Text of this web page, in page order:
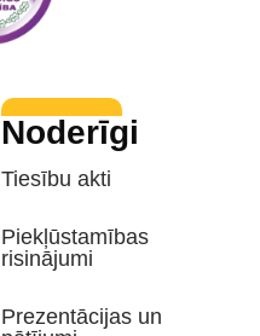
Noderīgi
Tiesību akti
Piekļūstamības
risinājumi
Prezentācijas un